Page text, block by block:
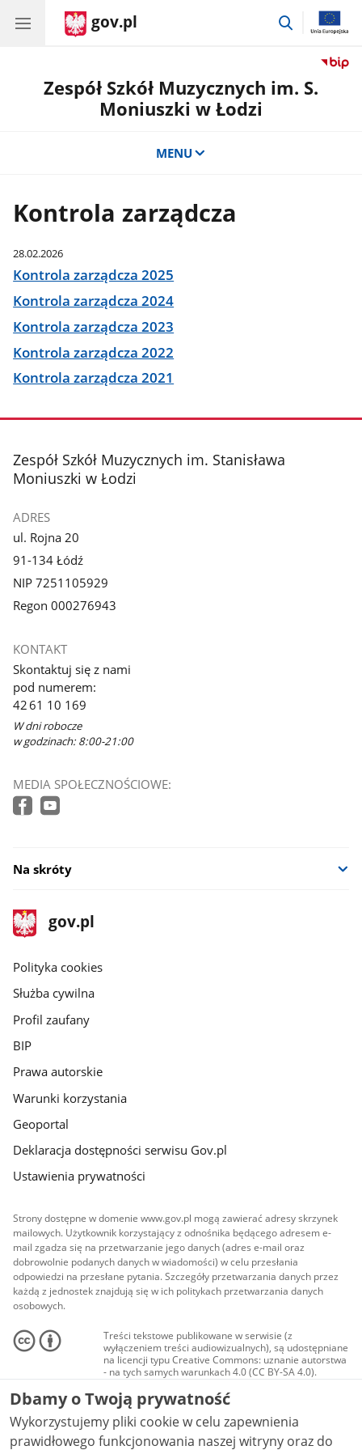
gov.pl
przejdź
Zespół Szkół Muzycznych im. S.
Moniuszki w Łodzi
MENU
Kontrola zarządcza
28.02.2026
Kontrola zarządcza 2025
Kontrola zarządcza 2024
Kontrola zarządcza 2023
Kontrola zarządcza 2022
Kontrola zarządcza 2021
stopka
Zespół Szkół Muzycznych im. Stanisława
Moniuszki w Łodzi
ADRES
ul. Rojna 20
91-134 Łódź
NIP 7251105929
Regon 000276943
KONTAKT
Skontaktuj się z nami
pod numerem:
42 61 10 169
W dni robocze
w godzinach: 8:00-21:00
MEDIA SPOŁECZNOŚCIOWE:
Na skróty
stopka
gov.pl
Strona
gov.pl
gov.pl
Polityka cookies
Służba cywilna
Profil zaufany
BIP
Prawa autorskie
Warunki korzystania
Geoportal
Deklaracja dostępności serwisu Gov.pl
Ustawienia prywatności
Strony dostępne w domenie www.gov.pl mogą zawierać adresy skrzynek
mailowych. Użytkownik korzystający z odnośnika będącego adresem e-
mail zgadza się na przetwarzanie jego danych (adres e-mail oraz
dobrowolnie podanych danych w wiadomości) w celu przesłania
odpowiedzi na przesłane pytania. Szczegóły przetwarzania danych przez
każdą z jednostek znajdują się w ich politykach przetwarzania danych
osobowych.
Treści tekstowe publikowane w serwisie (z
wyłączeniem treści audiowizualnych), są udostępniane
na licencji typu Creative Commons: uznanie autorstwa
- na tych samych warunkach 4.0 (CC BY-SA 4.0).
Materiały audiowizualne, w tym zdjęcia, materiały
audio i wideo, są udostępniane na licencji typu
Creative Commons: uznanie autorstwa użycie
niekomercyjne - bez utworów zależnych 4.0 (CC BY-
NC-ND 4.0), o ile nie jest to stwierdzone inaczej.
Dbamy o Twoją prywatność
Wykorzystujemy pliki cookie w celu zapewnienia
prawidłowego funkcjonowania naszej witryny oraz do